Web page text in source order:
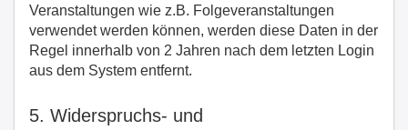
Veranstaltungen wie z.B. Folgeveranstaltungen
verwendet werden können, werden diese Daten in der
Regel innerhalb von 2 Jahren nach dem letzten Login
aus dem System entfernt.
5. Widerspruchs- und